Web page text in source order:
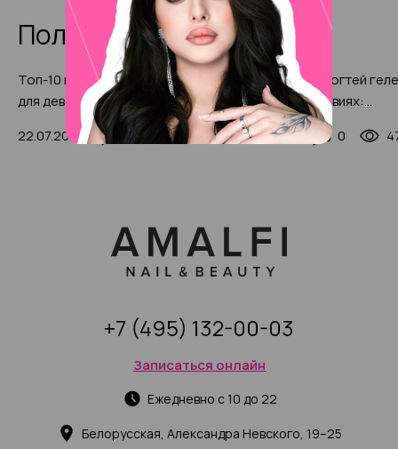
Полезные статьи
Топ-10 причесок с косичками
для девочек 2025 (с
красивыми фото-примерами)
22.07.2024 1 39800
Наращивание ногтей
домашних условиях:
пошаговая инструкция
начинающих с фото
03.10.2024 0
Белорусская, Александра Невского, 19–25
Ежедневно с 10 до 22
Записаться онлайн
+7 (495) 132-00-03